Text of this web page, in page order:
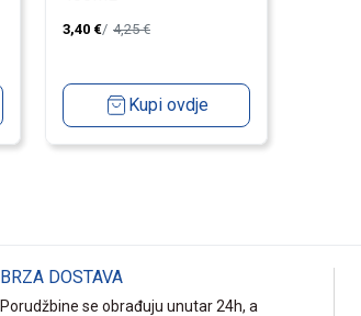
3,40 € 4,25€
Kupi ovdje
BRZA DOSTAVA
Porudžbine se obrađuju unutar 24h, a